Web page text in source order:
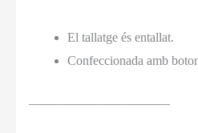
El tallatge és entallat.
Confeccionada amb
———————————